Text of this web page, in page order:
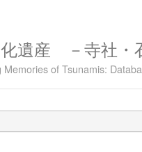
遺産 －寺社・
of Tsunamis: